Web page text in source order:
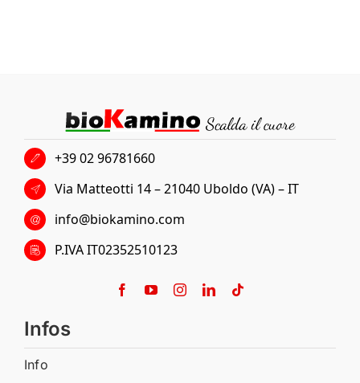
+39 02 96781660
Via Matteotti 14 – 21040 Uboldo (VA) – IT
info@biokamino.com
P.IVA IT02352510123
Infos
Info